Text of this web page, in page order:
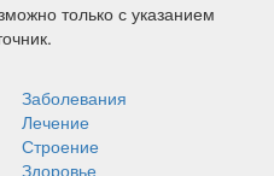
только с указанием
Заболевания
Лечение
Строение
Здоровье